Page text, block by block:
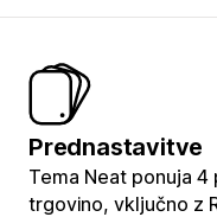
Prednastavitve
Tema Neat ponuja
trgovino, vključno z